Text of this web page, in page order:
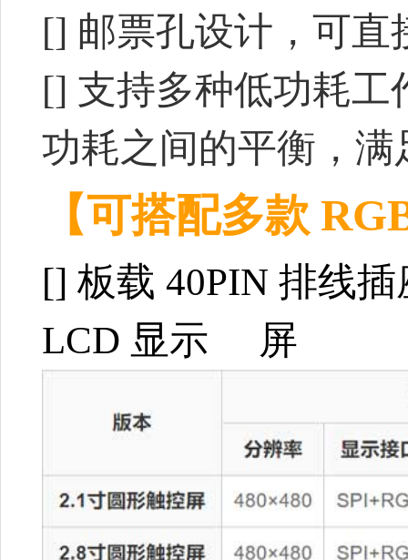
[] 邮票孔设计，可直
[] 支持多种低功耗工
功耗之间的平衡，
【可搭配多款
[] 板载 40PIN 排线
LCD 显示 屏